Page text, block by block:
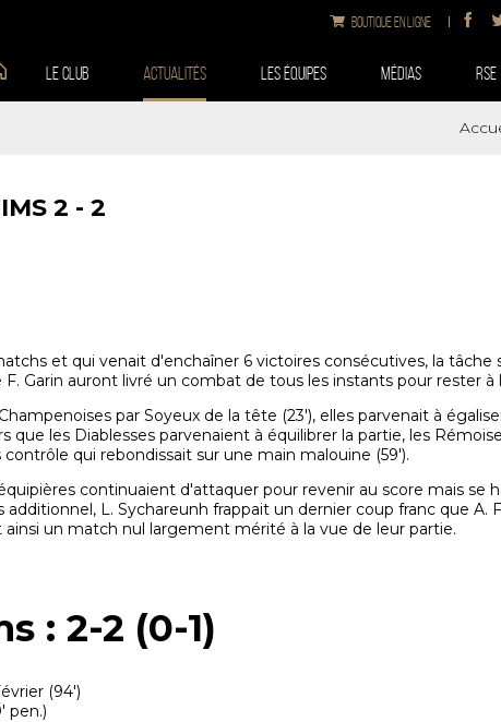
Boutique en ligne
Le club Actualités Les équipes Médias RSE
2 - 2
et qui venait d'enchaîner 6 victoires consécutives, la tâche
Garin auront livré un combat de tous les instants pour rester à
par Soyeux de la tête (23'), elles parvenait à
que les Diablesses parvenaient à équilibrer la partie, les
qui rebondissait sur une main malouine (59').
continuaient d'attaquer pour revenir au score mais se
L. Sychareunh frappait un dernier coup franc que A.
un match nul largement mérité à la vue de leur partie.
: 2-2 (0-1)
(94')
pen.)